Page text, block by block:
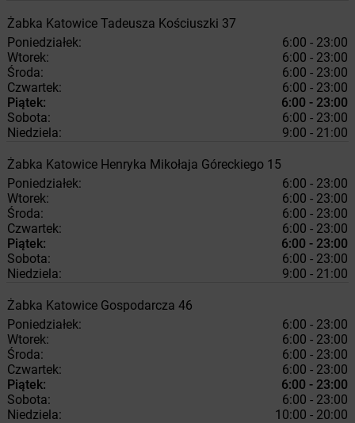
Żabka Katowice Tadeusza Kościuszki 37
Poniedziałek:
6:00 - 23:00
Wtorek:
6:00 - 23:00
Środa:
6:00 - 23:00
Czwartek:
6:00 - 23:00
Piątek:
6:00 - 23:00
Sobota:
6:00 - 23:00
Niedziela:
9:00 - 21:00
Żabka Katowice Henryka Mikołaja Góreckiego 15
Poniedziałek:
6:00 - 23:00
Wtorek:
6:00 - 23:00
Środa:
6:00 - 23:00
Czwartek:
6:00 - 23:00
Piątek:
6:00 - 23:00
Sobota:
6:00 - 23:00
Niedziela:
9:00 - 21:00
Żabka Katowice Gospodarcza 46
Poniedziałek:
6:00 - 23:00
Wtorek:
6:00 - 23:00
Środa:
6:00 - 23:00
Czwartek:
6:00 - 23:00
Piątek:
6:00 - 23:00
Sobota:
6:00 - 23:00
Niedziela:
10:00 - 20:00